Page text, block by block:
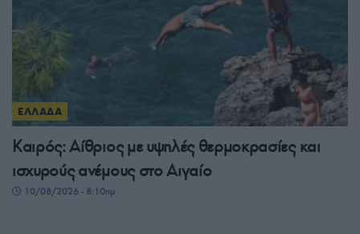
ΕΛΛΑΔΑ
Καιρός: Αίθριος με υψηλές θερμοκρασίες και
ισχυρούς ανέμους στο Αιγαίο
10/08/2026 - 8:10πμ